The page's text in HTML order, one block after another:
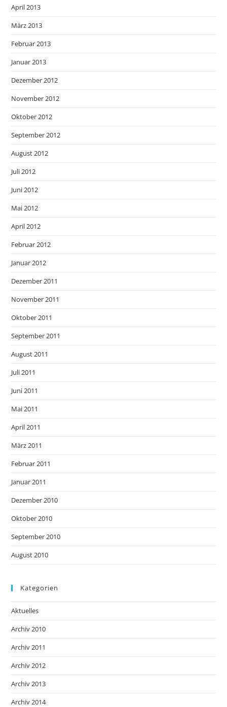
April 2013
März 2013
Februar 2013
Januar 2013
Dezember 2012
November 2012
Oktober 2012
September 2012
August 2012
Juli 2012
Juni 2012
Mai 2012
April 2012
Februar 2012
Januar 2012
Dezember 2011
November 2011
Oktober 2011
September 2011
August 2011
Juli 2011
Juni 2011
Mai 2011
April 2011
März 2011
Februar 2011
Januar 2011
Dezember 2010
Oktober 2010
September 2010
August 2010
Kategorien
Aktuelles
Archiv 2010
Archiv 2011
Archiv 2012
Archiv 2013
Archiv 2014